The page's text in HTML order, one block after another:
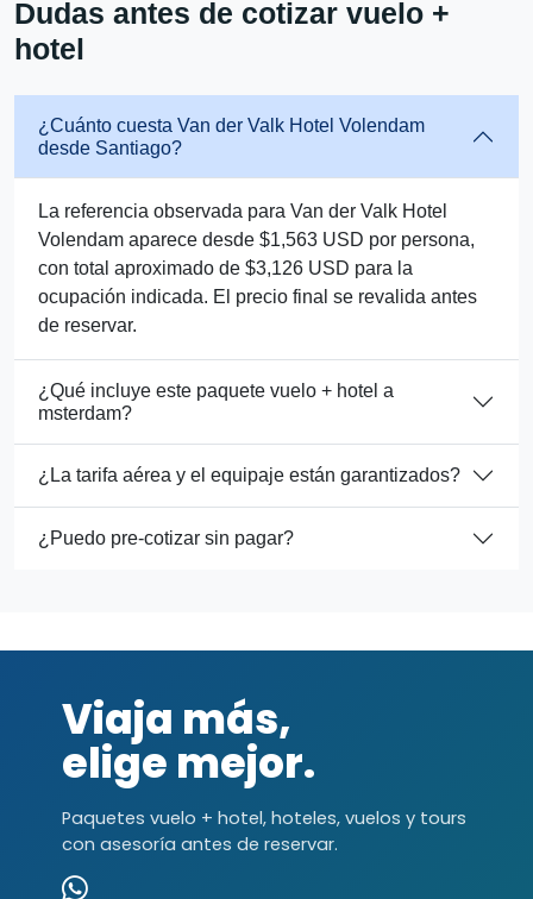
Dudas antes de cotizar vuelo +
hotel
¿Cuánto cuesta Van der Valk Hotel Volendam
desde Santiago?
La referencia observada para Van der Valk Hotel
Volendam aparece desde $1,563 USD por persona,
con total aproximado de $3,126 USD para la
ocupación indicada. El precio final se revalida antes
de reservar.
¿Qué incluye este paquete vuelo + hotel a
msterdam?
¿La tarifa aérea y el equipaje están garantizados?
¿Puedo pre-cotizar sin pagar?
Viaja más,
elige mejor.
Paquetes vuelo + hotel, hoteles, vuelos y tours
con asesoría antes de reservar.